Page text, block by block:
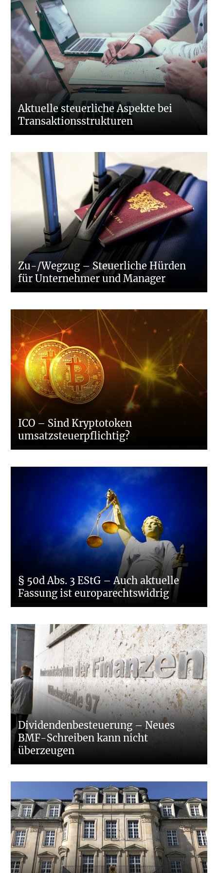
Aktuelle steuerliche Aspekte bei
Transaktionsstrukturen
Zu-/Wegzug – Steuerliche Hürden
für Unternehmer und Manager
ICO – Sind Kryptotoken
umsatzsteuerpflichtig?
§ 50d Abs. 3 EStG – Auch aktuelle
Fassung ist europarechtswidrig
Dividendenbesteuerung – Neues
BMF-Schreiben kann nicht
überzeugen